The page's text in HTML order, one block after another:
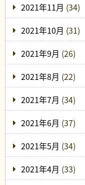
2021年11月 (34)
2021年10月 (31)
2021年9月 (26)
2021年8月 (22)
2021年7月 (34)
2021年6月 (37)
2021年5月 (34)
2021年4月 (33)